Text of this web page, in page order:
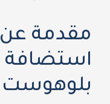
مقدمة عن
استضافة
بلوهوست